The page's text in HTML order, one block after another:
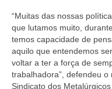
“Muitas das nossas
que lutamos muito,
temos capacidade de
aquilo que entendemos
voltar a ter a força de
trabalhadora”, defendeu
Sindicato dos